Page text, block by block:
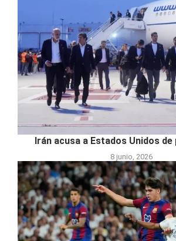
Irán acusa a Estados Unidos
8 junio, 2026